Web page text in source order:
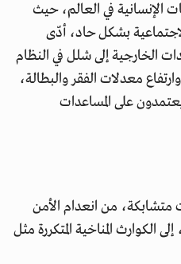
الإنسانية في العالم، حيث
بشكل حاد، أدّى
الخارجية إلى شلل في النظام
معدلات الفقر والبطالة،
على المساعدات
متشابكة، من انعدام الأمن
الكوارث المناخية المتكررة مثل